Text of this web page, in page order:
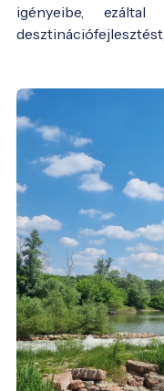
igényeibe,